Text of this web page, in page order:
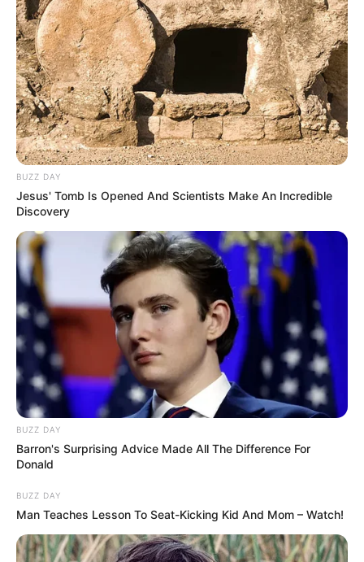
BUZZ DAY
Jesus' Tomb Is Opened And Scientists Make An Incredible
Discovery
BUZZ DAY
Barron's Surprising Advice Made All The Difference For
Donald
BUZZ DAY
Man Teaches Lesson To Seat-Kicking Kid And Mom – Watch!